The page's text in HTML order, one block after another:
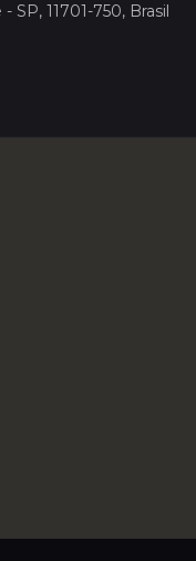
SP, 11701-750, Brasil